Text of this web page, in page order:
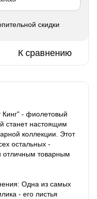
скидки
К сравнению
Кинг" - фиолетовый
станет настоящим
коллекции. Этот
остальных -
отличным товарным
Одна из самых
- его листья